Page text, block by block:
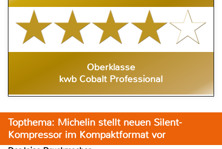
Oberklasse
kwb Cobalt Professional
Topthema: Michelin stellt neuen Silent-
Kompressor im Kompaktformat vor